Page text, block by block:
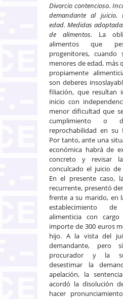
Divorcio contencioso.
demandante al juicio.
edad. Medidas
de alimentos. La
alimentos que
progenitores,
menores de edad, más
propiamente
son deberes
filiación, que resultan
inicio con
menor dificultad que
cumplimiento o
reprochabilidad en su
Por tanto, ante una
económica habrá de
concreto y revisar
conculcado el juicio
En el presente caso,
recurrente, presentó
frente a su marido, en
establecimiento
alimenticia con
importe de 300 euros
hijo. A la vista del
demandante,
procurador y la
desestimar la
apelación, la
acordó la disolución
hacer